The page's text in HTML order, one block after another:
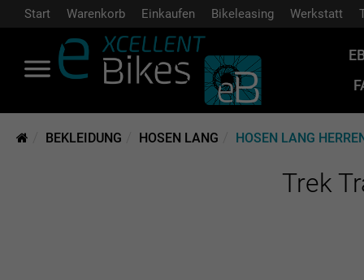
Start Warenkorb Einkaufen Bikeleasing Werkstatt
BEKLEIDUNG HOSEN LANG HOSEN LANG
Trek